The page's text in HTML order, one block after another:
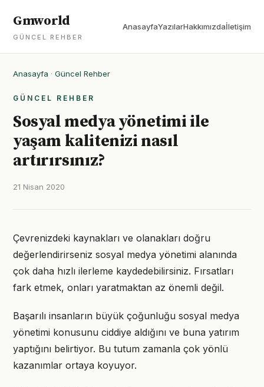
Gmworld
GÜNCEL REHBER
AnasayfaYazılarHakkımızdaİletişim
Anasayfa · Güncel Rehber
GÜNCEL REHBER
Sosyal medya yönetimi ile
yaşam kalitenizi nasıl
artırırsınız?
21 Nisan 2020
Çevrenizdeki kaynakları ve olanakları doğru
değerlendirirseniz sosyal medya yönetimi alanında
çok daha hızlı ilerleme kaydedebilirsiniz. Fırsatları
fark etmek, onları yaratmaktan az önemli değil.
Başarılı insanların büyük çoğunluğu sosyal medya
yönetimi konusunu ciddiye aldığını ve buna yatırım
yaptığını belirtiyor. Bu tutum zamanla çok yönlü
kazanımlar ortaya koyuyor.